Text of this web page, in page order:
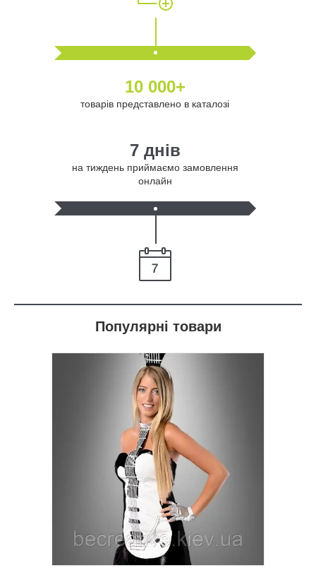
10 000+
товарів представлено в каталозі
7 днів
на тиждень приймаємо замовлення
онлайн
Популярні товари